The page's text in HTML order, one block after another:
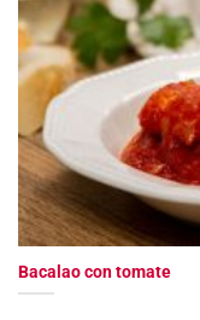
Bacalao con tomate